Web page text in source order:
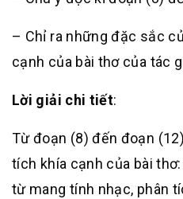
– Chỉ ra những đặc sắc
cạnh của bài thơ của tác
Lời giải chi tiết:
Từ đoạn (8) đến đoạn
tích khía cạnh của bài
từ mang tính nhạc, phân